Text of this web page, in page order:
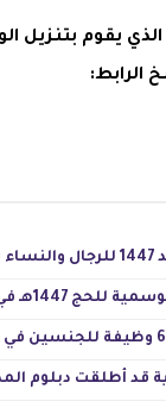
يقوم بتنزيل
الرابط:
في مكة والمدينة
أطلقت دبلوم المدرب